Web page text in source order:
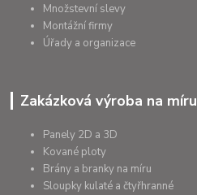
Množstevní slevy
Montážní firmy
Úřady a organizace
Zakázková výroba na míru
Panely 2D a 3D
Kované ploty
Brány a branky na míru
Sloupky kulaté a čtyřhranné